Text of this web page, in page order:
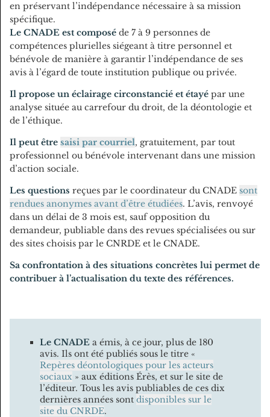
en préservant l’indépendance nécessaire à sa mission
spécifique.
Le CNADE est composé de 7 à 9 personnes de
compétences plurielles siégeant à titre personnel et
bénévole de manière à garantir l’indépendance de ses
avis à l’égard de toute institution publique ou privée.
Il propose un éclairage circonstancié et étayé par une
analyse située au carrefour du droit, de la déontologie et
de l’éthique.
Il peut être saisi par courriel, gratuitement, par tout
professionnel ou bénévole intervenant dans une mission
d’action sociale.
Les questions reçues par le coordinateur du CNADE sont
rendues anonymes avant d’être étudiées. L’avis, renvoyé
dans un délai de 3 mois est, sauf opposition du
demandeur, publiable dans des revues spécialisées ou sur
des sites choisis par le CNRDE et le CNADE.
Sa confrontation à des situations concrètes lui permet de
contribuer à l’actualisation du texte des références.
Le CNADEa émis, à ce jour, plus de 180
avis. Ils ont été publiés sous le titre «
Repères déontologiques pour les acteurs
sociaux» aux éditions Érès, et sur le site de
l’éditeur. Tous les avis publiables de ces dix
dernières années sont disponibles sur le
site du CNRDE.